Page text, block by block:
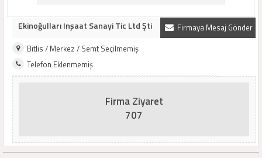
Firmaya Mesaj Gönder
Ekinoğulları Inşaat Sanayi Tic Ltd Şti
Bitlis / Merkez / Semt Seçilmemiş
Telefon Eklenmemiş
Firma Ziyaret
707